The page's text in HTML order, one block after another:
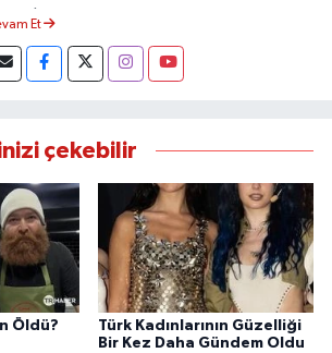
Et
çekebilir
Öldü?
Türk Kadınlarının Güzelliği
Bir Kez Daha Gündem Oldu